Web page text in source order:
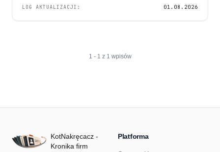
LOG AKTUALIZACJI: 01.08.2026
1 - 1 z 1 wpisów
KotNakręcacz -
Kronika firm
Platforma